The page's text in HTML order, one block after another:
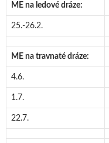
ME na ledové dráze:
25.-26.2.
ME na travnaté dráze:
4.6.
1.7.
22.7.